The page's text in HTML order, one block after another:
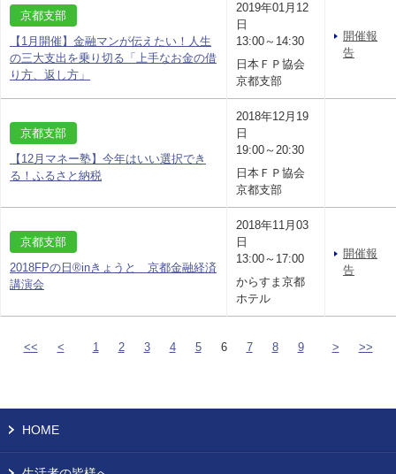
京都支部
【1月開催】金融マンが伝えたい！人生
の三大支出を乗り切る「上手なお金の借
り方、返し方」
2019年01月12
日
13:00～14:30
日本ＦＰ協会
京都支部
開催報
告
京都支部
【12月マネー塾】今年はいい選択でき
る！ふるさと納税
2018年12月19
日
19:00～20:30
日本ＦＰ協会
京都支部
京都支部
2018FPの日®inきょうと 京都金融経済
講演会
2018年11月03
日
13:00～17:00
からすま京都
ホテル
開催報
告
<< < 1 2 3 4 5 6 7 8 9 > >>
HOME